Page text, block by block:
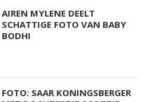
AIREN MYLENE DEELT
SCHATTIGE FOTO VAN BABY
BODHI
FOTO: SAAR KONINGSBERGER